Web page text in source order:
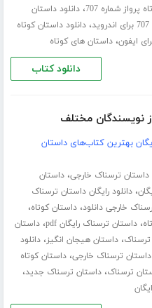
پرواز شماره 707 ،دانلود داستان
،دانلود داستان کوتاه
،داستان های کوتاه
دانلود کتاب
نویسندگان مختلف
بهترین کتاب‌های داستان
داستان ترسناک خارجی،داستان
،دانلود رایگان داستان ترسناک
خارجی دانلود،داستان کوتاه،
،داستان ترسناک رایگان pdf ،داستان
،داستان هیجان انگیز،دانلود
داستان ترسناک خارجی،داستان کوتاه
ترسناک،داستان ترسناک جدید،